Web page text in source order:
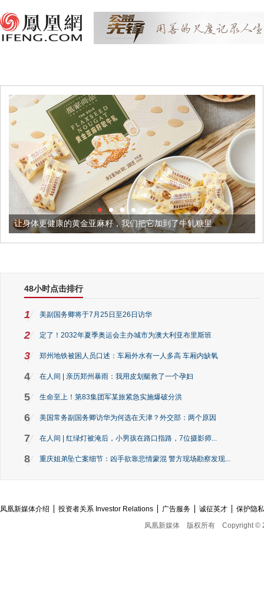
更健康的黄金亚麻籽，我们把它加到了牛轧糖里 被列入佛
48小时点击排行
1 美副国务卿将于7月25日至26日访华
2 定了！2032年夏季奥运会主办城市为澳大利亚布里斯班
3 郑州地铁被困人员口述：车厢外水有一人多高 车厢内缺氧
4 在人间 | 亲历郑州暴雨：我用皮划艇救了一个孕妇
5 生命至上！第83集团军某旅紧急实施爆破分洪
6 美国常务副国务卿访华为何选在天津？外交部：两个原因
7 在人间 | 红绿灯被淹后，小男孩在路口指路，7位摄影师...
8 重庆姐弟坠亡案细节：凶手欲靠悲情蒙混 警方现场勘察发现...
凤凰新媒体介绍 投资者关系 Investor Relations 广告服务 诚征英才
保护隐
凤凰新媒体
版权所有 Copyright ©